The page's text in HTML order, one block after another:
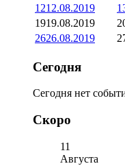
1212.08.2019
1919.08.2019
2626.08.2019
Сегодня
Сегодня нет
Скоро
11
Августа